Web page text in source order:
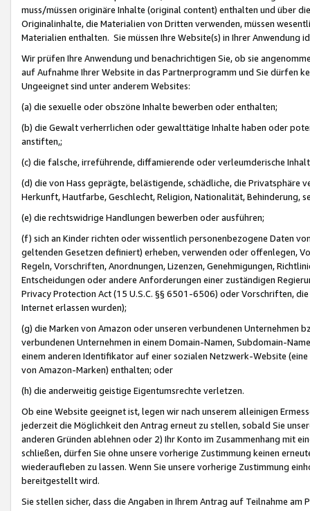
muss/müssen originäre Inhalte (original content) enthalten und über
Originalinhalte, die Materialien von Dritten verwenden, müssen
Materialien enthalten. Sie müssen Ihre Website(s) in Ihrer Anwendung
Wir prüfen Ihre Anwendung und benachrichtigen Sie, ob sie
auf Aufnahme Ihrer Website in das Partnerprogramm und Sie dürfen
Ungeeignet sind unter anderem Websites:
(a) die sexuelle oder obszöne Inhalte bewerben oder enthalten;
(b) die Gewalt verherrlichen oder gewalttätige Inhalte haben oder
anstiften,;
(c) die falsche, irreführende, diffamierende oder verleumderische
(d) die von Hass geprägte, belästigende, schädliche, die Privatsphäre
Herkunft, Hautfarbe, Geschlecht, Religion, Nationalität, Behinderung,
(e) die rechtswidrige Handlungen bewerben oder ausführen;
(f) sich an Kinder richten oder wissentlich personenbezogene Daten
geltenden Gesetzen definiert) erheben, verwenden oder offenlegen,
Regeln, Vorschriften, Anordnungen, Lizenzen, Genehmigungen,
Entscheidungen oder andere Anforderungen einer zuständigen
Privacy Protection Act (15 U.S.C. §§ 6501-6506) oder Vorschriften,
Internet erlassen wurden);
(g) die Marken von Amazon oder unseren verbundenen Unternehmen
verbundenen Unternehmen in einem Domain-Namen, Subdomain-
einem anderen Identifikator auf einer sozialen Netzwerk-Website
von Amazon-Marken) enthalten; oder
(h) die anderweitig geistige Eigentumsrechte verletzen.
Ob eine Website geeignet ist, legen wir nach unserem alleinigen
jederzeit die Möglichkeit den Antrag erneut zu stellen, sobald Sie
anderen Gründen ablehnen oder 2) Ihr Konto im Zusammenhang mit
schließen, dürfen Sie ohne unsere vorherige Zustimmung keinen
wiederaufleben zu lassen. Wenn Sie unsere vorherige Zustimmung
bereitgestellt wird.
Sie stellen sicher, dass die Angaben in Ihrem Antrag auf Teilnahme